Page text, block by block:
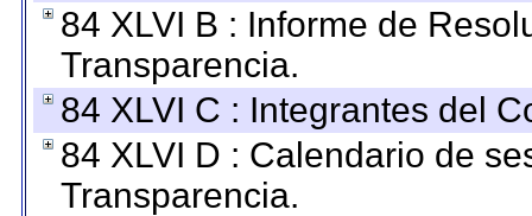
84 XLVI B : Informe de
Transparencia.
84 XLVI C : Integrantes del
84 XLVI D : Calendario de
Transparencia.